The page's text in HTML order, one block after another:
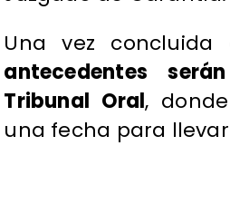
Una vez concluida
antecedentes
Tribunal Oral,
una fecha para